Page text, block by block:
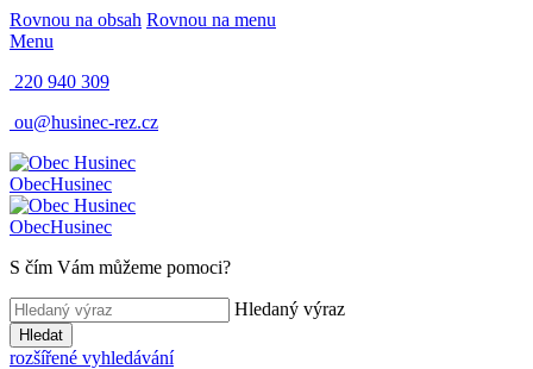
Rovnou na obsah Rovnou na menu
Menu
220 940 309
ou@husinec-rez.cz
ObecHusinec
ObecHusinec
S čím Vám můžeme pomoci?
Hledaný výraz
Hledat
rozšířené vyhledávání